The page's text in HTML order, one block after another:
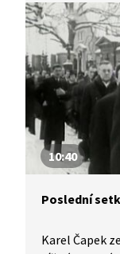
do
10:40
Poslední
Karel Čapek